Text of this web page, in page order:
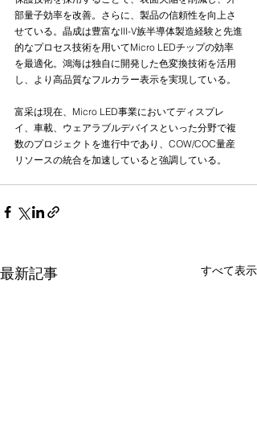
部量子効率を改善。さらに、製品の信頼性を向上さ
せている。晶成は豊富なIII-V族半導体製造経験と先進
的なプロセス技術を用いてMicro LEDチップの効率
を最適化。鴻海は独自に開発した色変換技術を活用
し、より高品質なフルカラー表示を実現している。
富采は現在、Micro LED事業においてディスプレ
イ、車載、ウェアラブルデバイスといった分野で複
数のプロジェクトを進行中であり、COW/COC量産
リソースの統合を加速していると強調している。
最新記事 すべて表示